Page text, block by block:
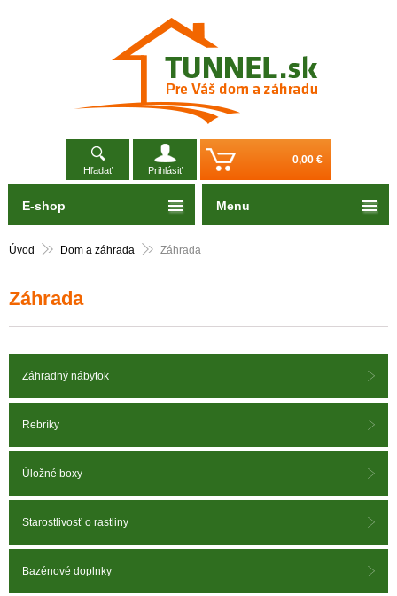
Hľadať Prihlásiť
0,00 €
Úvod Dom a záhrada Záhrada
Záhrada
Záhradný nábytok
Rebríky
Úložné boxy
Starostlivosť o rastliny
Bazénové doplnky
E-shop Menu